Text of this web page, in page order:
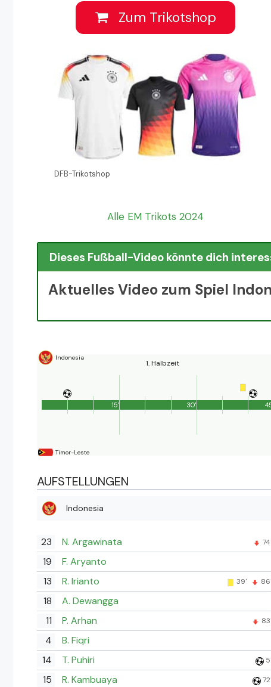
Zum Trikotshop
DFB-Trikotshop
Alle EM Trikots 2024
Dieses Fußball-Video könnte dich
Aktuelles Video zum Spiel
Indonesia
1. Halbzeit
Timor-Leste
15' 30'
AUFSTELLUNGEN
Indonesia
23 N. Argawinata 74'
19
F. Aryanto
13
R. Irianto 39' 86'
18
A. Dewangga
11
P. Arhan 83'
4
B. Fiqri
14
T. Puhiri 5'
15 R. Kambuaya 72'